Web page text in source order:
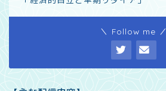
＼ Follow me ／